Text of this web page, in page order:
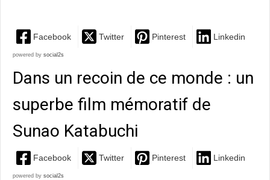
Facebook Twitter Pinterest Linkedin
powered by social2s
Dans un recoin de ce monde : un
superbe film mémoratif de
Sunao Katabuchi
Facebook Twitter Pinterest Linkedin
powered by social2s